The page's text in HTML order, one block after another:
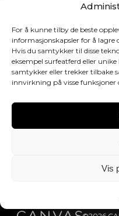
For å kunne tilby de beste
informasjonskapsler for å
Hvis du samtykker til disse
eksempel surfeatferd eller
samtykker eller trekker tilbake
innvirkning på visse funksjoner
Vis
hello@canvashifi.com
CANVAS
Flade
MVA-